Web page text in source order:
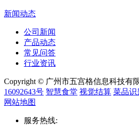
新闻动态
公司新闻
产品动态
常见问答
行业资讯
Copyright © 广州市五宫格信息科技有
16092643号 智慧食堂 视觉结算 菜品识
网站地图
服务热线: